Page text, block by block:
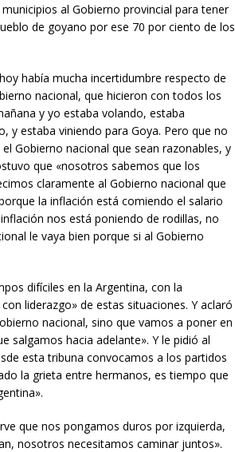
al Gobierno provincial para tener
de goyano por ese 70 por ciento de los
había mucha incertidumbre respecto de
nacional, que hicieron con todos los
y yo estaba volando, estaba
y estaba viniendo para Goya. Pero que no
Gobierno nacional que sean razonables, y
que «nosotros sabemos que los
claramente al Gobierno nacional que
la inflación está comiendo el salario
nos está poniendo de rodillas, no
le vaya bien porque si al Gobierno
difíciles en la Argentina, con la
liderazgo» de estas situaciones. Y aclaró
nacional, sino que vamos a poner en
salgamos hacia adelante». Y le pidió al
esta tribuna convocamos a los partidos
la grieta entre hermanos, es tiempo que
que nos pongamos duros por izquierda,
nosotros necesitamos caminar juntos».